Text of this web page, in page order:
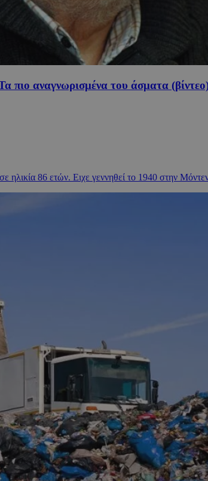
πιο αναγνωρισμένα του άσματα
86 ετών. Ειχε γεννηθεί το 1940 στην